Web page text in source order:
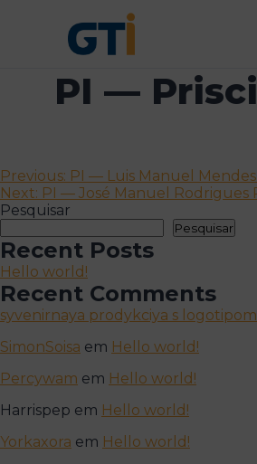
PI —
Navegação
de
artigos
Previous: PI — Luis Manuel
Next: PI — José Manuel Rodrigues
Pesquisar
Pesquisar
Recent Posts
Hello world!
Recent Comments
syvenirnaya prodykciya s
SimonSoisa em Hello world!
Percywam em Hello world!
Harrispep em Hello world!
Yorkaxora em Hello world!